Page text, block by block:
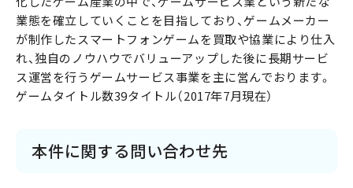
業態を確立していくことを目指しており、ゲームメーカー
が制作したスマートフォンゲームを買取や協業により仕入
れ、独自のノウハウでバリューアップした後に長期サービ
ス運営を行うゲームサービス事業を主に営んでおります。
ゲームタイトル数39タイトル（2017年7月現在）
本件に関する問い合わせ先